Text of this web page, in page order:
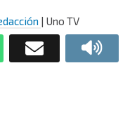
| Uno TV